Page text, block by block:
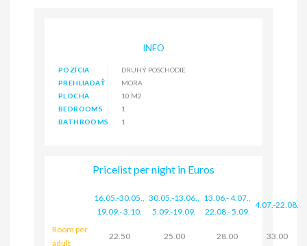
INFO
POZÍCIA
DRUHÝ POSCHODIE
PREHLIADAŤ
MORA
PLOCHA
10 M2
BEDROOMS
1
BATHROOMS
1
Pricelist per night in Euros
16.05.-30.05.,
19.09.- 3.10.
30.05.-13.06.,
5.09.-19.09.
13.06.- 4.07.,
22.08.- 5.09.
4.07.-22.08.
Room per
adult
22.50 25.00 28.00 33.00